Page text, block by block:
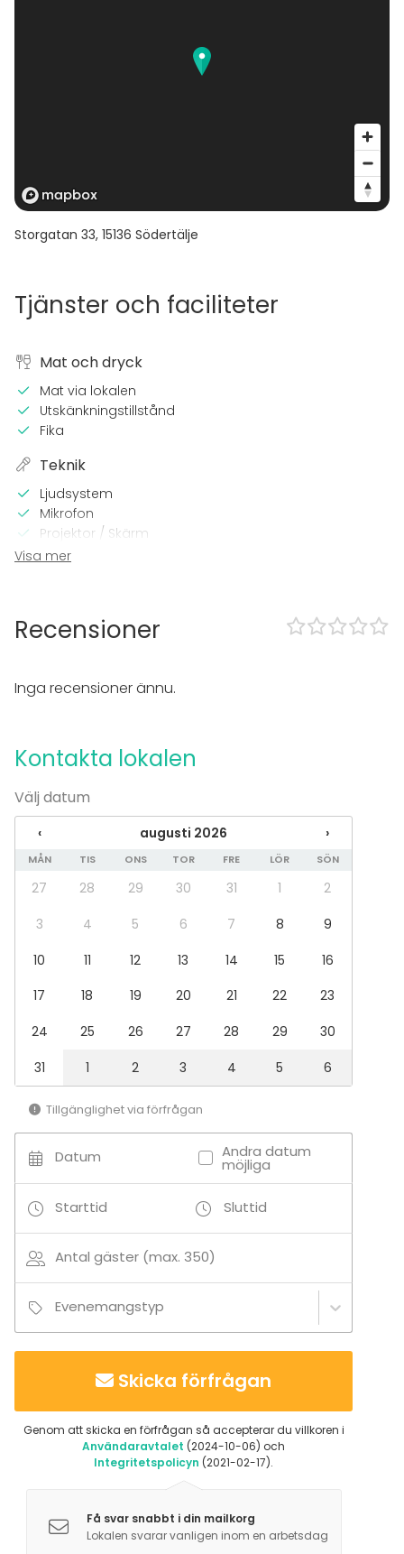
Storgatan 33, 15136 Södertälje
Tjänster och faciliteter
Mat och dryck
Mat via lokalen
Utskänkningstillstånd
Fika
Teknik
Ljudsystem
Mikrofon
Projektor / Skärm
Wi-Fi
Sena events tillåtna
Möjlighet att spela egen musik
Parkering
Utrustning
Scen
Whiteboard / Blädderblock
Anteckningsmaterial
Evenemang
Fest
Middag / Lunch
Konferens
Företagsevent
Företagsfest
Lokal
Anpassningsbar lokal
Restaurang
Loge / Lada
Bar / Lounge
Tilläggsuppgifter om aktiviteter
Kombinera din tillställning med en aktivitet!
Att svetsa samman en grupp är inte helt enkelt. Vi vet
att om man gör det med skratt och glada deltagare
blir det enklare. Alla aktiviteter går ut på att använda
våra experiment. Mer om våra aktiviteter kan ni läsa
om på vår hemsida.
Visa mer
Recensioner
Inga recensioner ännu.
Kontakta lokalen
Välj datum
‹ augusti 2026 ›
MÅN TIS ONS TOR FRE LÖR SÖN
27 28 29 30 31 1
2
3
4 5 6 7 8
9
10
11 12 13 14 15
16
17
18 19 20 21 22
23
24
25 26 27 28 29
30
31
1 2 3 4 5 6
Tillgänglighet via förfrågan
Datum Andra datum
möjliga
Starttid Sluttid
Antal gäster (max. 350)
Evenemangstyp
Skicka förfrågan
Genom att skicka en förfrågan så accepterar du villkoren i
Användaravtalet (2024-10-06) och
Integritetspolicyn (2021-02-17).
Få svar snabbt i din mailkorg
Lokalen svarar vanligen inom en arbetsdag